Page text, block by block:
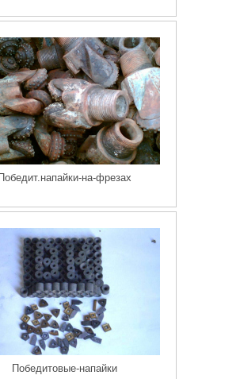
Победит.напайки-на-фрезах
Победитовые-напайки